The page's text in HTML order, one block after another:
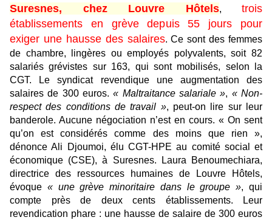
Suresnes, chez Louvre Hôtels, trois
établissements en grève depuis 55 jours pour
exiger une hausse des salaires. Ce sont des femmes
de chambre, lingères ou employés polyvalents, soit 82
salariés grévistes sur 163, qui sont mobilisés, selon la
CGT. Le syndicat revendique une augmentation des
salaires de 300 euros.« Maltraitance salariale », « Non-
respect des conditions de travail », peut-on lire sur leur
banderole. Aucune négociation n’est en cours. « On sent
qu’on est considérés comme des moins que rien »,
dénonce Ali Djoumoi, élu CGT-HPE au comité social et
économique (CSE), à Suresnes. Laura Benoumechiara,
directrice des ressources humaines de Louvre Hôtels,
évoque « une grève minoritaire dans le groupe », qui
compte près de deux cents établissements. Leur
revendication phare : une hausse de salaire de 300 euros